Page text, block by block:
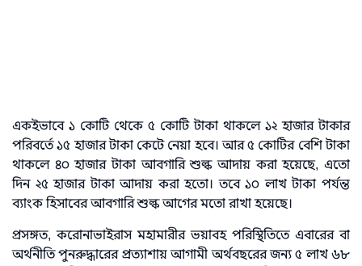
একইভাবে ১ কোটি থেকে ৫ কোটি টাকা থাকলে ১২ হাজার টাকার
পরিবর্তে ১৫ হাজার টাকা কেটে নেয়া হবে। আর ৫ কোটির বেশি টাকা
থাকলে ৪০ হাজার টাকা আবগারি শুল্ক আদায় করা হয়েছে, এতো
দিন ২৫ হাজার টাকা আদায় করা হতো। তবে ১০ লাখ টাকা পর্যন্ত
ব্যাংক হিসাবের আবগারি শুল্ক আগের মতো রাখা হয়েছে।
প্রসঙ্গত, করোনাভাইরাস মহামারীর ভয়াবহ পরিস্থিতিতে এবারের বা
অর্থনীতি পুনরুদ্ধারের প্রত্যাশায় আগামী অর্থবছরের জন্য ৫ লাখ ৬৮